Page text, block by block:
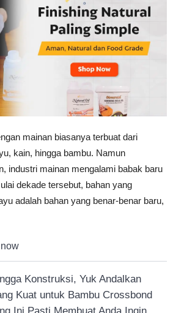
mainan biasanya terbuat dari
kain, hingga bambu. Namun
industri mainan mengalami babak baru
dekade tersebut, bahan yang
adalah bahan yang benar-benar baru,
Konstruksi, Yuk Andalkan
Kuat untuk Bambu Crossbond